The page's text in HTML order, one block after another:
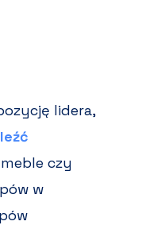
lidera,
czy
w